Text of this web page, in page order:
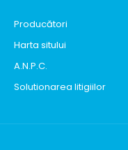
Producători
Harta sitului
A.N.P.C.
Solutionarea litigiilor